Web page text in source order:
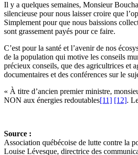
Il y a quelques semaines, Monsieur
silencieuse pour nous laisser croire que
Simplement pour que nous baissions
sont grassement payés pour ce faire.
C’est pour la santé et l’avenir de nos
de la population qui motive les conseils
précieux conseils, que des agricultrices et
documentaires et des conférences sur le
« À titre d’ancien premier ministre,
NON aux énergies redoutables[11] [12].
Source :
Association québécoise de lutte contre la
Louise Lévesque, directrice des